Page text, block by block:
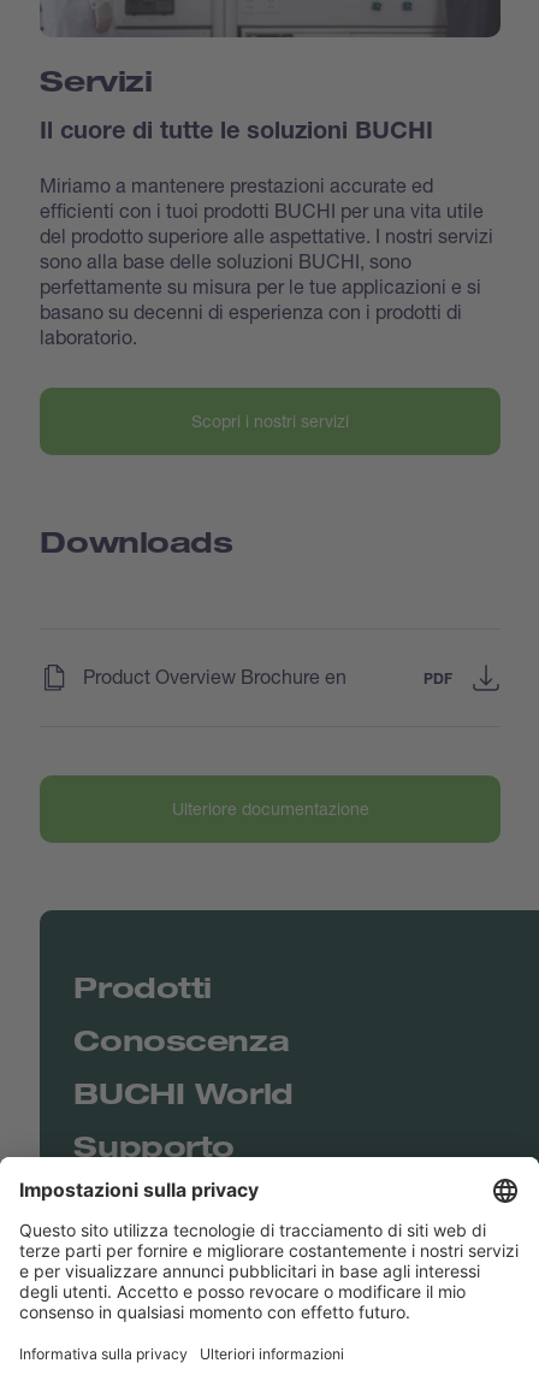
Servizi
Il cuore di tutte le soluzioni BUCHI
Miriamo a mantenere prestazioni accurate ed
efficienti con i tuoi prodotti BUCHI per una vita utile
del prodotto superiore alle aspettative. I nostri servizi
sono alla base delle soluzioni BUCHI, sono
perfettamente su misura per le tue applicazioni e si
basano su decenni di esperienza con i prodotti di
laboratorio.
Scopri i nostri servizi
Downloads
Product Overview Brochure en PDF
Ulteriore documentazione
Prodotti
Conoscenza
BUCHI World
Supporto
Shop
Contact us